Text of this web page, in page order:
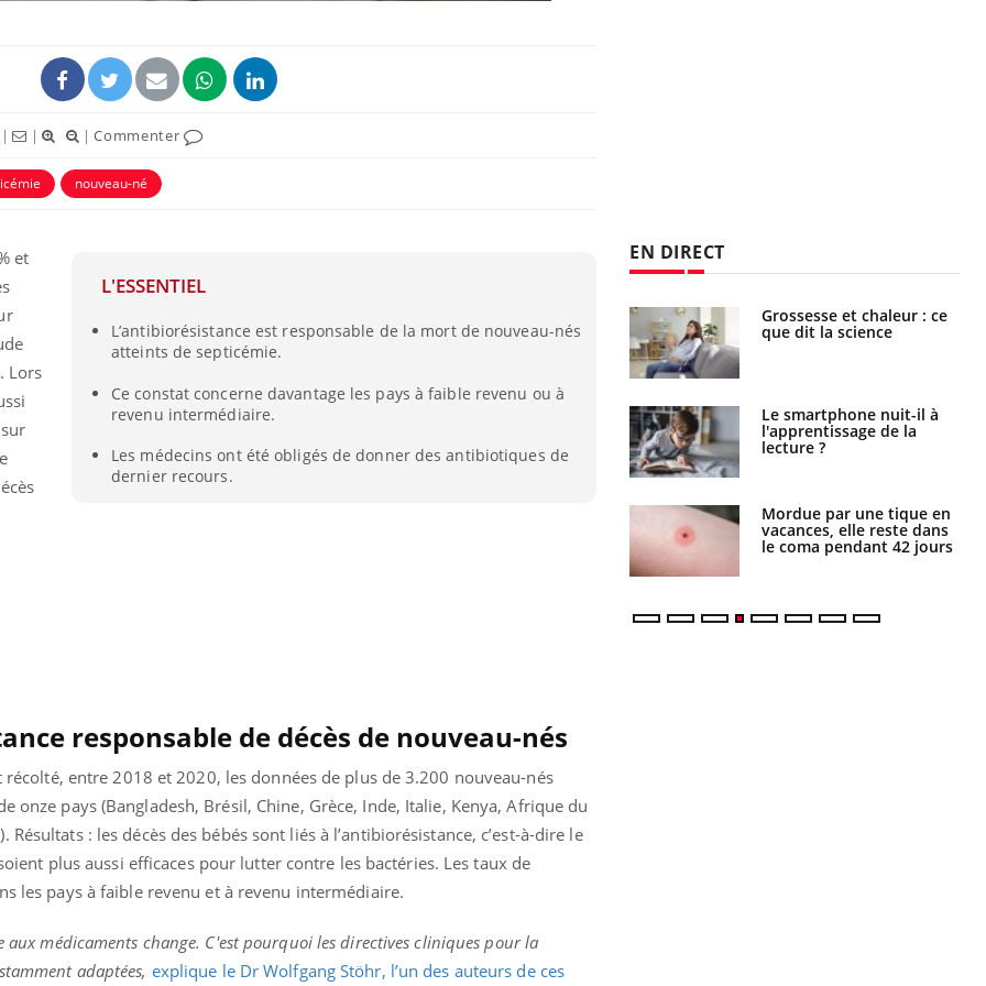
| |Commenter
nouveau-né
L'ESSENTIEL
L’antibiorésistance est responsable de la mort de nouveau-nés
atteints de septicémie.
Ce constat concerne davantage les pays à faible revenu ou à
revenu intermédiaire.
Les médecins ont été obligés de donner des antibiotiques de
dernier recours.
et
. Lors
responsable de décès de nouveau-nés
entre 2018 et 2020, les données de plus de 3.200 nouveau-nés
onze pays (Bangladesh, Brésil, Chine, Grèce, Inde, Italie, Kenya, Afrique du
Résultats : les décès des bébés sont liés à l’antibiorésistance, c’est-à-dire le
plus aussi efficaces pour lutter contre les bactéries. Les taux de
les pays à faible revenu et à revenu intermédiaire.
aux médicaments change. C'est pourquoi les directives cliniques pour la
adaptées, explique le Dr Wolfgang Stöhr, l’un des auteurs de ces
EN DIRECT
de dormir la nuit ?
VIH : la fin du comprimé
elle enfin ?
pourquoi le risque de
cancer ?
Grossesse et chaleur : ce
que dit la science
Le smartphone nuit-il à
l'apprentissage de la
lecture ?
Mordue par une tique en
vacances, elle reste dans
le coma pendant 42 jours